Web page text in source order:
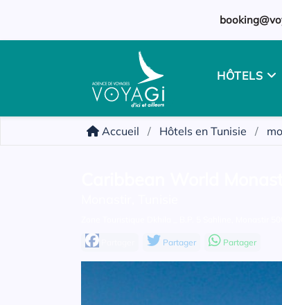
HÔTELS
Accueil Hôtels en Tunisie
Partager Partager